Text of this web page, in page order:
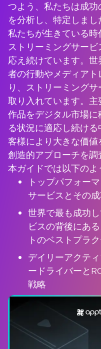
つよう、私たちは成
を分析し、特定しまし
私たちが生きている時
ストリーミングサー
応え続けています。
者の行動やメディア
り、ストリーミング
取り入れています。
作品をデジタル市場
る状況に適応し続け
客様により大きな価
創造的アプローチを調
本ガイドでは以下のよ
トップパフォー
サービスとその
世界で最も成功
ビスの背後にあ
トのベストプラ
デイリーアクテ
ードライバーと
戦略